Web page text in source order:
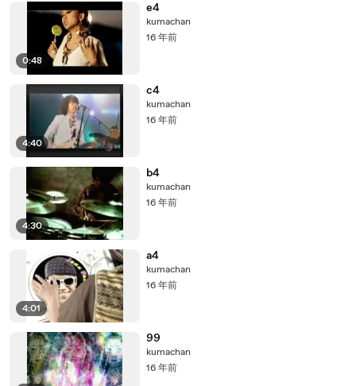
0:48
e4
kumachan
16 年前
4:40
c4
kumachan
16 年前
4:30
b4
kumachan
16 年前
4:01
a4
kumachan
16 年前
99
kumachan
16 年前